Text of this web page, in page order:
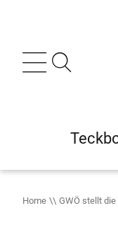
Home GWÖ stellt